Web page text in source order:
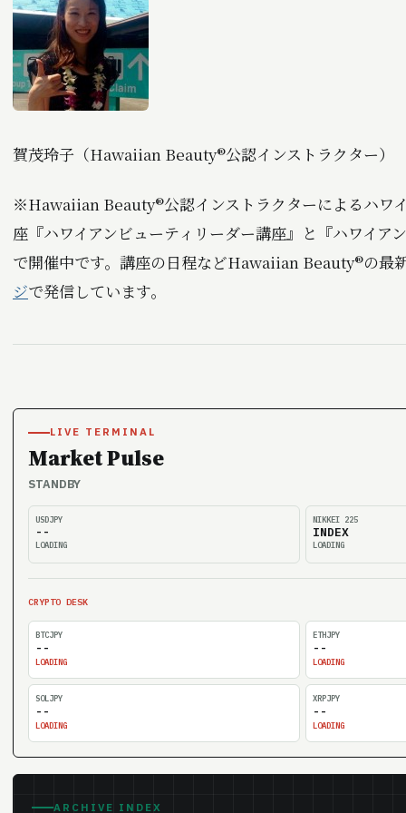
賀茂玲子（Hawaiian Beauty®公認インストラクター）
※Hawaiian Beauty®公認インストラクターによるハワ
座『ハワイアンビューティリーダー講座』と『ハワイア
で開催中です。講座の日程などHawaiian Beauty®の最
ジで発信しています。
LIVE TERMINAL
Market Pulse
STANDBY
USDJPY
--
LOADING
NIKKEI 225
INDEX
LOADING
CRYPTO DESK
BTCJPY
--
LOADING
ETHJPY
--
LOADING
SOLJPY
--
LOADING
XRPJPY
--
LOADING
ARCHIVE INDEX